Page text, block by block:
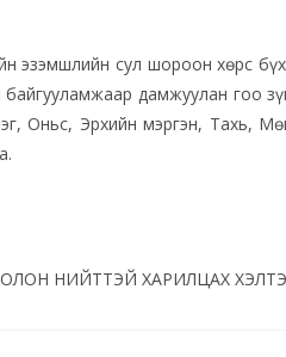
эзэмшлийн сул шороон хөрс
дамжуулан гоо
Оньс, Эрхийн мэргэн, Тахь,
НИЙТТЭЙ ХАРИЛЦАХ